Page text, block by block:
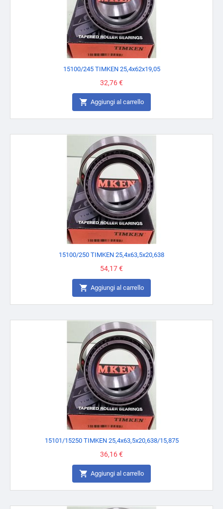
15100/245 TIMKEN 25,4x62x19,05
Prezzo
32,76 €
 Aggiungi al carrello
15100/250 TIMKEN 25,4x63,5x20,638
Prezzo
54,17 €
 Aggiungi al carrello
15101/15250 TIMKEN 25,4x63,5x20,638/15,875
Prezzo
36,16 €
 Aggiungi al carrello